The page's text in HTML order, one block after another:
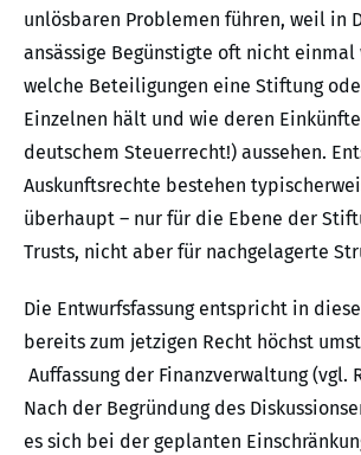
unlösbaren Problemen führen, weil in
ansässige Begünstigte oft nicht einmal
welche Beteiligungen eine Stiftung
Einzelnen hält und wie deren
deutschem Steuerrecht!) aussehen.
Auskunftsrechte bestehen
überhaupt – nur für die Ebene der
Trusts, nicht aber für nachgelagerte
Die Entwurfsfassung entspricht in
bereits zum jetzigen Recht höchst
Auffassung der Finanzverwaltung (vgl.
Nach der Begründung des
es sich bei der geplanten